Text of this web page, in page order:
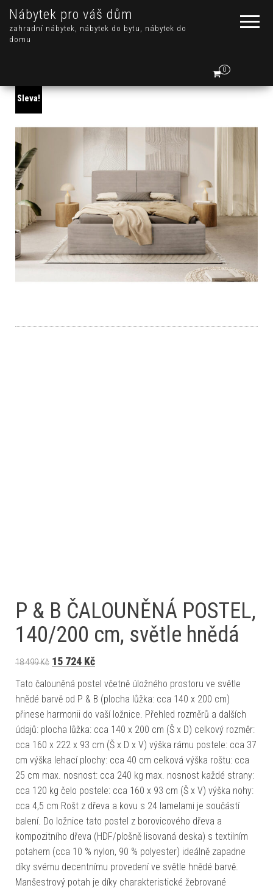
Nábytek pro váš dům
zahradní nábytek, nábytek do bytu, nábytek do
domu
0
Sleva!
P & B ČALOUNĚNÁ POSTEL,
140/200 cm, světle hnědá
18 499Kč Původní cena byla: 18 499 Kč.
15 724 KčAktuální cena je: 15 724 Kč.
Tato čalouněná postel včetně úložného prostoru ve světle
hnědé barvě od P & B (plocha lůžka: cca 140 x 200 cm)
přinese harmonii do vaší ložnice. Přehled rozměrů a dalších
údajů: plocha lůžka: cca 140 x 200 cm (Š x D) celkový rozměr:
cca 160 x 222 x 93 cm (Š x D x V) výška rámu postele: cca 37
cm výška lehací plochy: cca 40 cm celková výška roštu: cca
25 cm max. nosnost: cca 240 kg max. nosnost každé strany:
cca 120 kg čelo postele: cca 160 x 93 cm (Š x V) výška nohy:
cca 4,5 cm Rošt z dřeva a kovu s 24 lamelami je součástí
balení. Do ložnice tato postel z borovicového dřeva a
kompozitního dřeva (HDF/plošně lisovaná deska) s textilním
potahem (cca 10 % nylon, 90 % polyester) ideálně zapadne
díky svému decentnímu provedení ve světle hnědé barvě.
Manšestrový potah je díky charakteristické žebrované